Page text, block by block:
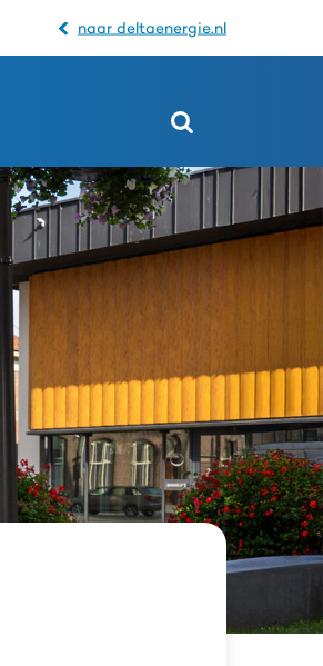
naar deltaenergie.nl
Open
zoekveld